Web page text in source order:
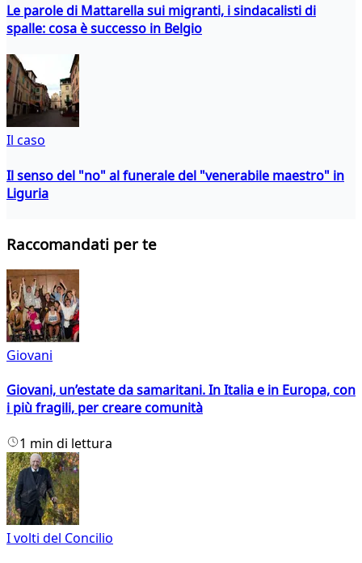
Le parole di Mattarella sui migranti, i sindacalisti di
spalle: cosa è successo in Belgio
Il caso
Il senso del "no" al funerale del "venerabile maestro" in
Liguria
Raccomandati per te
Giovani
Giovani, un’estate da samaritani. In Italia e in Europa, con
i più fragili, per creare comunità
1 min di lettura
I volti del Concilio